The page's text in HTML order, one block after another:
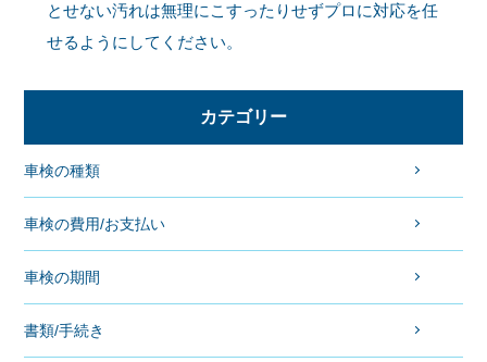
とせない汚れは無理にこすったりせずプロに対応を任
せるようにしてください。
カテゴリー
車検の種類
車検の費用/お支払い
車検の期間
書類/手続き